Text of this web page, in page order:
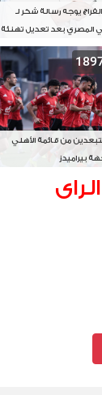
يوجه رسالة شكر لـ
المصري بعد تعديل تهنئة
من قائمة الأهلي
بيراميدز